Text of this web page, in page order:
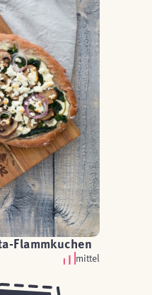
Flammkuchen
mittel